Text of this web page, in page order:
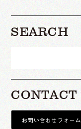
SEARCH
CONTACT
お問い合わせフォーム